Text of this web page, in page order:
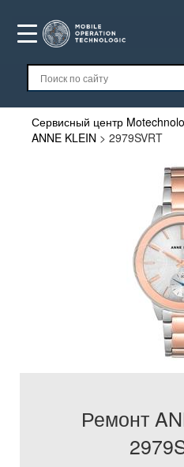
Сервисный центр
ANNE KLEIN > 2979SVRT
Ремонт